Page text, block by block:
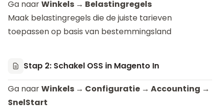
Ga naarWinkels → Belastingregels
Maak belastingregels die de juiste tarieven
toepassen op basis van bestemmingsland
Stap 2: Schakel OSS in Magento In
Ga naarWinkels → Configuratie → Accounting →
SnelStart